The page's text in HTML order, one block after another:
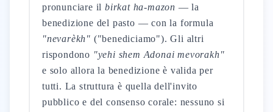
pronunciare ilbirkat ha-mazon — la
benedizione del pasto — con la formula
"nevarèkh" ("benediciamo"). Gli altri
rispondono "yehi shem Adonai mevorakh"
e solo allora la benedizione è valida per
tutti. La struttura è quella dell'invito
pubblico e del consenso corale: nessuno si